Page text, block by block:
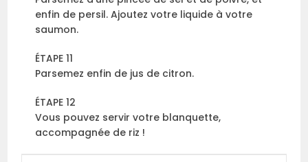
enfin de persil. Ajoutez votre liquide à votre
saumon.
ÉTAPE 11
Parsemez enfin de jus de citron.
ÉTAPE 12
Vous pouvez servir votre blanquette,
accompagnée de riz !